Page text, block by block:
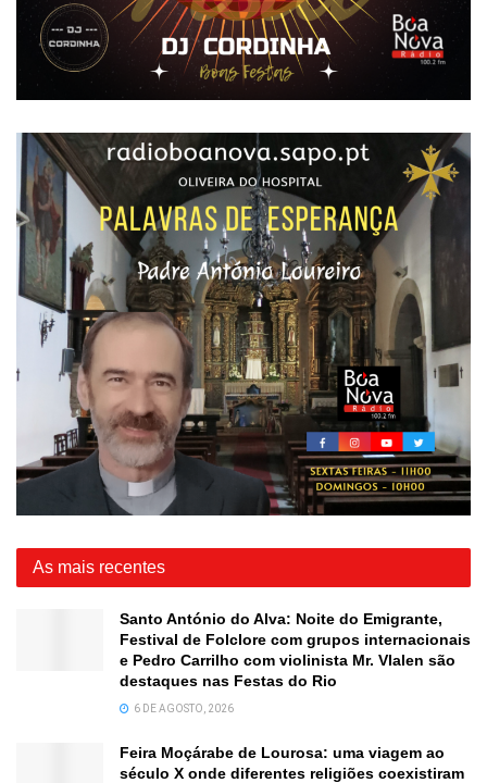
As mais recentes
Santo António do Alva: Noite do Emigrante,
Festival de Folclore com grupos internacionais
e Pedro Carrilho com violinista Mr. Vlalen são
destaques nas Festas do Rio
6 DE AGOSTO, 2026
Feira Moçárabe de Lourosa: uma viagem ao
século X onde diferentes religiões coexistiram